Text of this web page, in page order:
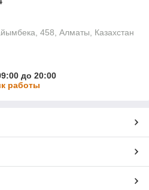
458, Алматы, Казахстан
до 20:00
работы